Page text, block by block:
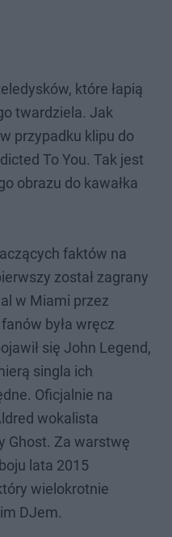
które łapią
twardziela. Jak
przypadku klipu do
To You. Tak jest
obrazu do kawałka
faktów na
został zagrany
w Miami przez
była wręcz
się John Legend,
singla ich
Oficjalnie na
wokalista
Ghost. Za warstwę
lata 2015
wielokrotnie
DJem.